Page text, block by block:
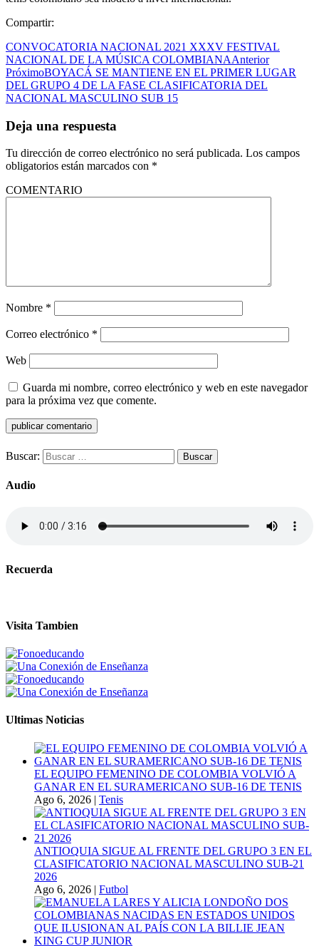
Compartir:
CONVOCATORIA NACIONAL 2021 XXXV FESTIVAL
NACIONAL DE LA MÚSICA COLOMBIANAAnterior
PróximoBOYACÁ SE MANTIENE EN EL PRIMER LUGAR
DEL GRUPO 4 DE LA FASE CLASIFICATORIA DEL
NACIONAL MASCULINO SUB 15
Deja una respuesta
Tu dirección de correo electrónico no será publicada. Los campos
obligatorios están marcados con *
COMENTARIO
Nombre *
Correo electrónico *
Web
Guarda mi nombre, correo electrónico y web en este navegador
para la próxima vez que comente.
Buscar:
Audio
Recuerda
Visita Tambien
Ultimas Noticias
EL EQUIPO FEMENINO DE COLOMBIA VOLVIÓ A
GANAR EN EL SURAMERICANO SUB-16 DE TENIS
Ago 6, 2026 | Tenis
ANTIOQUIA SIGUE AL FRENTE DEL GRUPO 3 EN EL
CLASIFICATORIO NACIONAL MASCULINO SUB-21
2026
Ago 6, 2026 | Futbol